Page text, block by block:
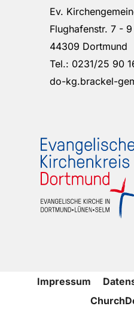
Ev.
Flughafenstr. 7 - 9
44309 Dortmund
Tel.: 0231/25 90
do-kg.brackel-
Impressum